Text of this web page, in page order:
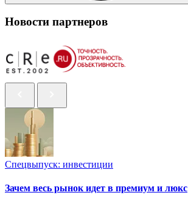
Новости партнеров
Спецвыпуск: инвестиции
Зачем весь рынок идет в премиум и люкс